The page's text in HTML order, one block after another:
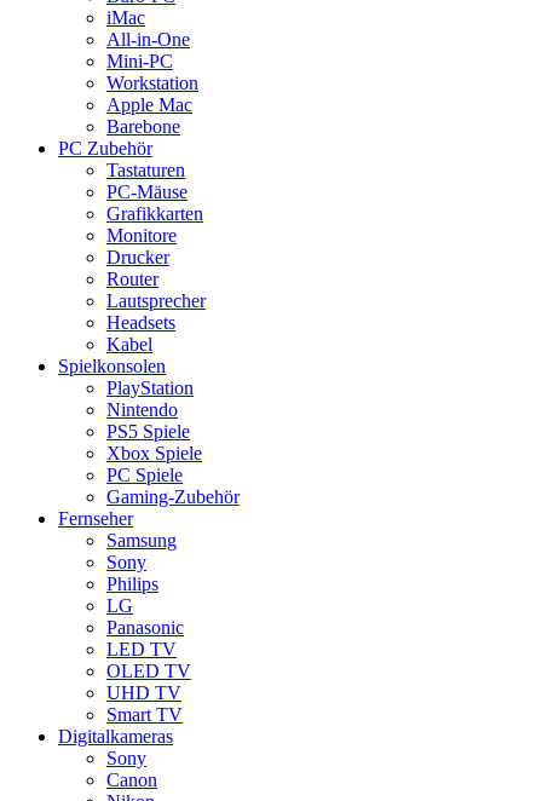
iMac
All-in-One
Mini-PC
Workstation
Apple Mac
Barebone
PC Zubehör
Tastaturen
PC-Mäuse
Grafikkarten
Monitore
Drucker
Router
Lautsprecher
Headsets
Kabel
Spielkonsolen
PlayStation
Nintendo
PS5 Spiele
Xbox Spiele
PC Spiele
Gaming-Zubehör
Fernseher
Samsung
Sony
Philips
LG
Panasonic
LED TV
OLED TV
UHD TV
Smart TV
Digitalkameras
Sony
Canon